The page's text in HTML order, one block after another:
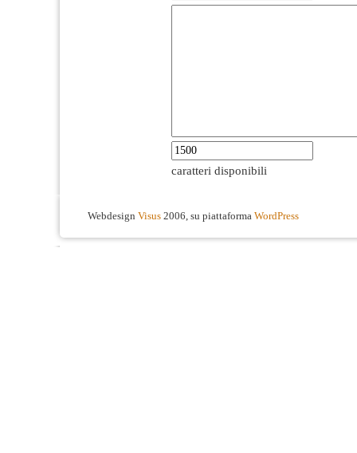
caratteri disponibili
Webdesign Visus 2006, su piattaforma WordPress